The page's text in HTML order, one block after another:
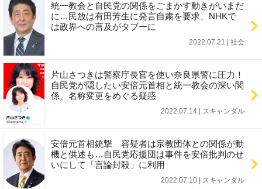
統一教会と自民党の関係をごまかす動きがいまだ
に…民放は有田芳生に発言自粛を要求、NHKで
は政界への言及がタブーに
2022.07.21 | 社会
片山さつきは警察庁長官を使い奈良県警に圧力！
自民党が隠したい安倍元首相と統一教会の深い関
係、名称変更をめぐる疑惑
2022.07.14 | スキャンダル
安倍元首相銃撃 容疑者は宗教団体との関係が動
機と供述も…自民党応援団は事件を安倍批判のせ
いにして「言論封殺」に利用
2022.07.10 | スキャンダル